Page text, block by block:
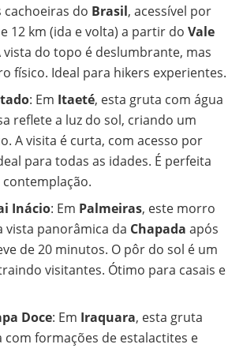
cachoeiras do Brasil, acessível por
12 km (ida e volta) a partir doVale
vista do topo é deslumbrante, mas
físico. Ideal para hikers experientes.
: Em Itaeté, esta gruta com água
reflete a luz do sol, criando um
A visita é curta, com acesso por
para todas as idades. É perfeita
Inácio: Em Palmeiras, este morro
vista panorâmica da Chapada após
de 20 minutos. O pôr do sol é um
visitantes. Ótimo para casais e
Doce: Em Iraquara, esta gruta
com formações de estalactites e